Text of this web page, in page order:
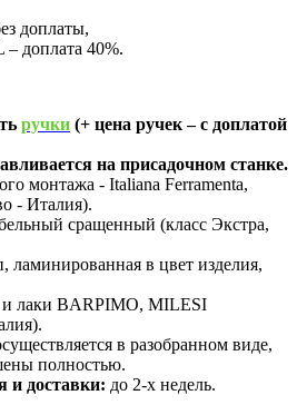
доплаты,
доплата 40%.
ручки (+ цена ручек – с доплатой
на присадочном станке.
монтажа - Italiana Ferramenta,
- Италия).
сращенный (класс Экстра,
ламинированная в цвет изделия,
и лаки BARPIMO, MILESI
в разобранном виде,
полностью.
и доставки: до 2-х недель.